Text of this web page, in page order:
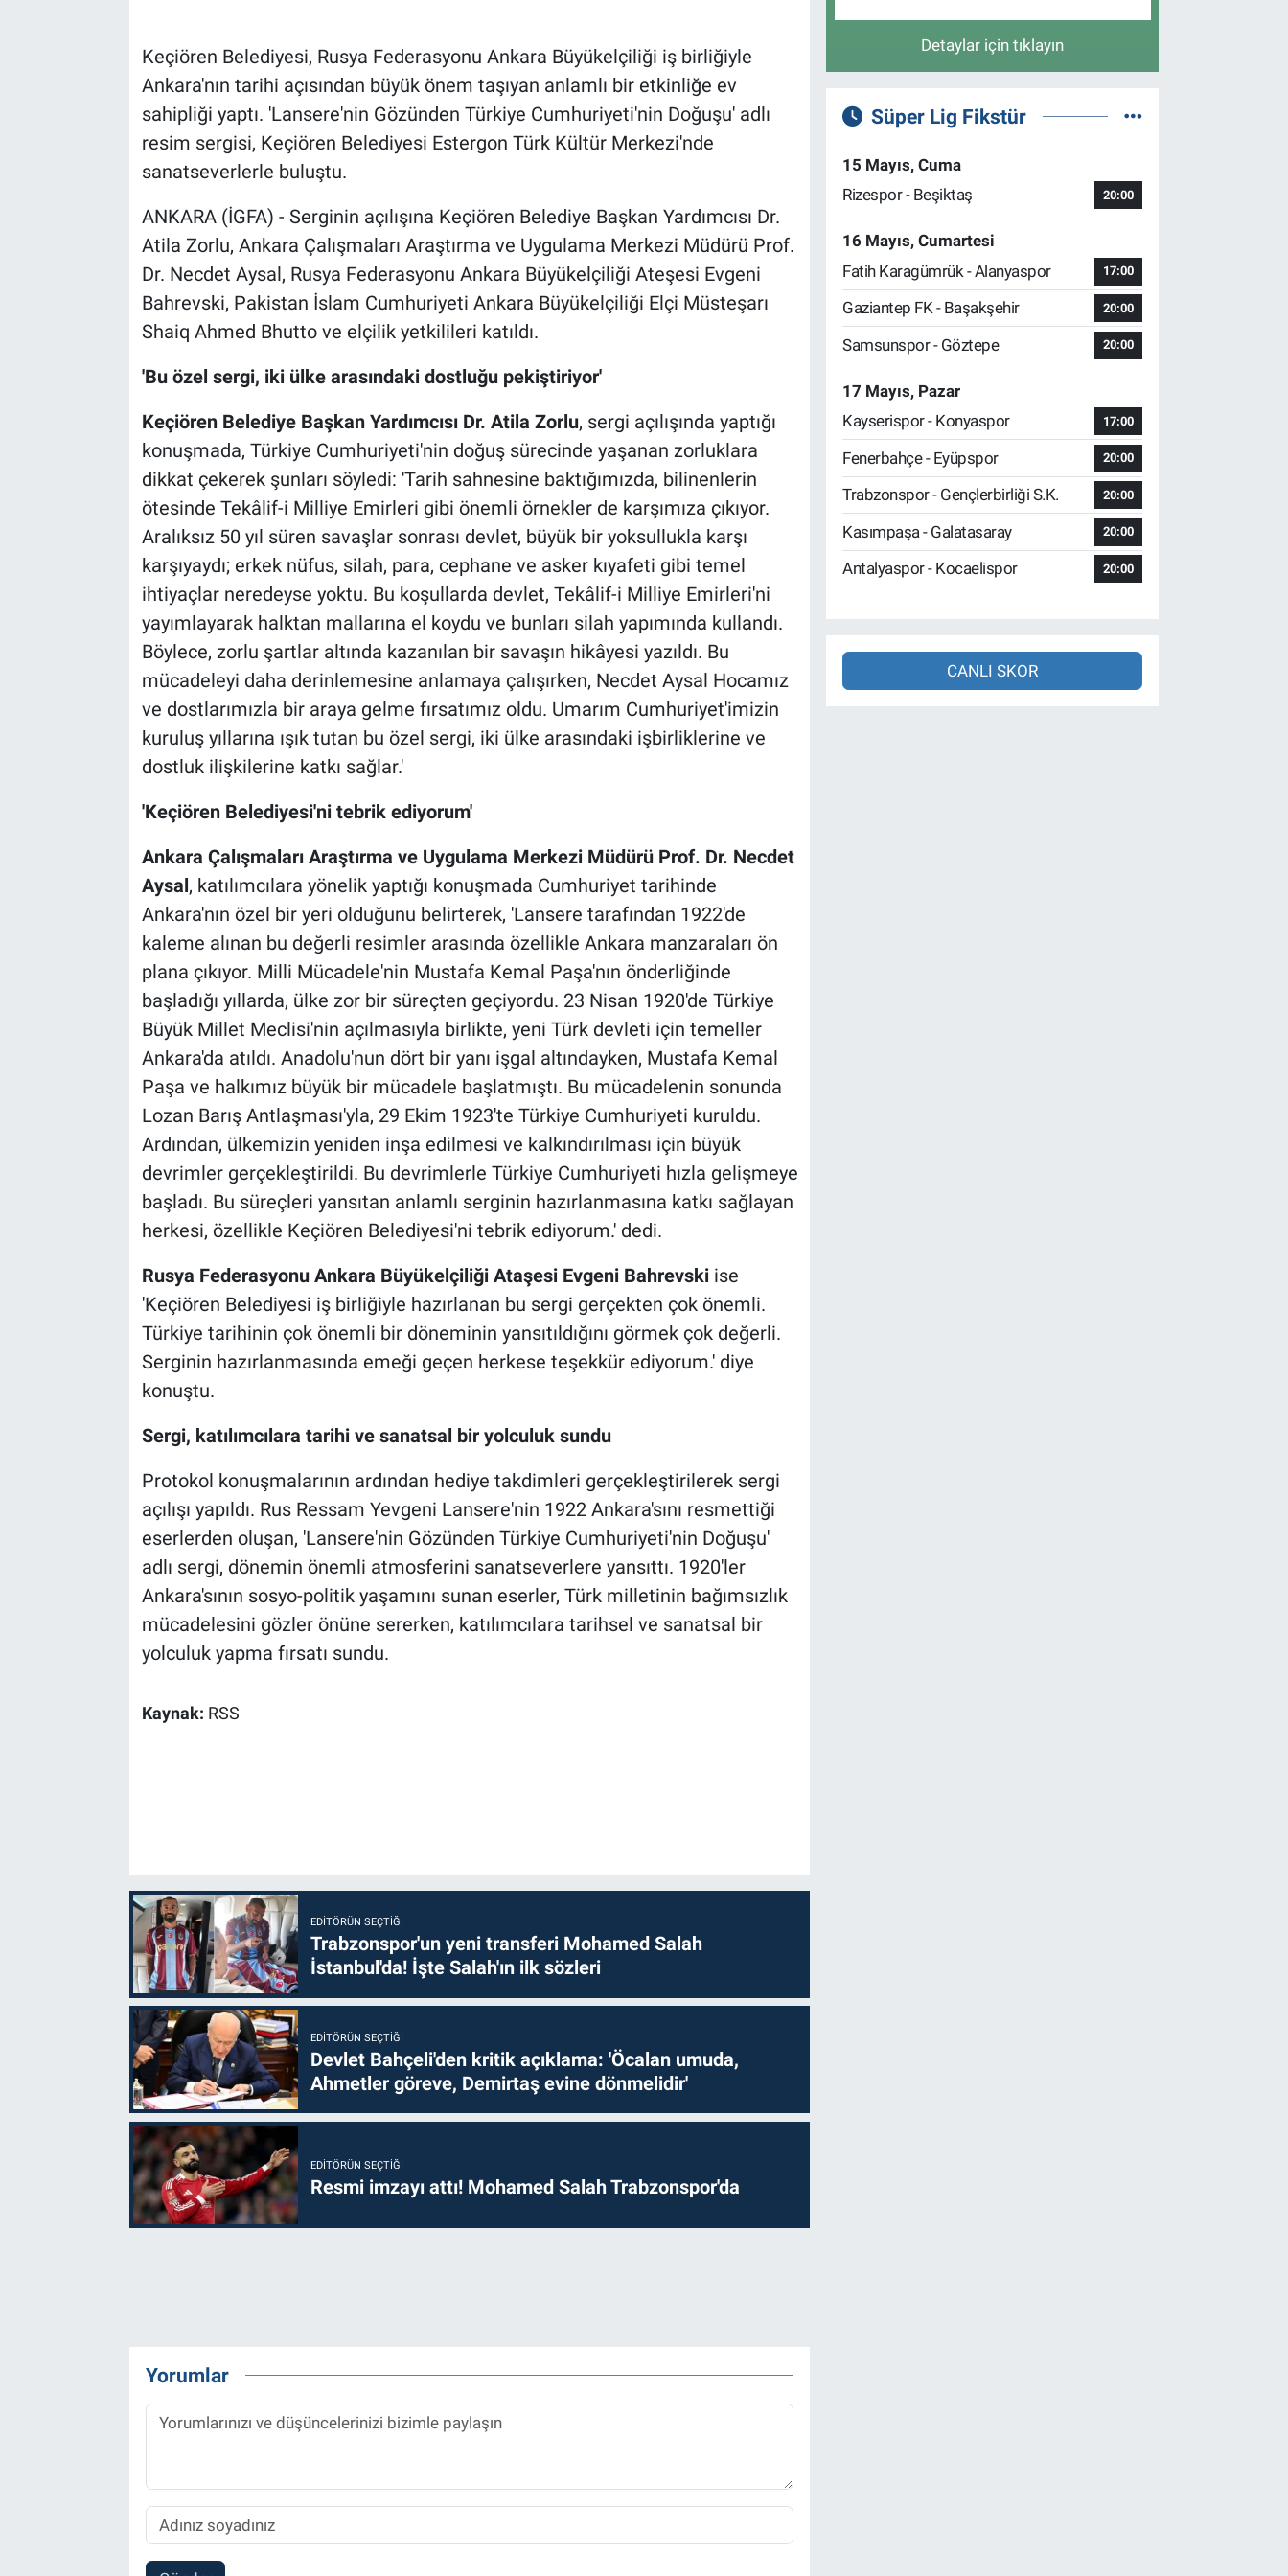
Keçiören Belediyesi, Rusya Federasyonu Ankara Büyükelçiliği iş birliğiyle
Ankara'nın tarihi açısından büyük önem taşıyan anlamlı bir etkinliğe ev
sahipliği yaptı. 'Lansere'nin Gözünden Türkiye Cumhuriyeti'nin Doğuşu' adlı
resim sergisi, Keçiören Belediyesi Estergon Türk Kültür Merkezi'nde
sanatseverlerle buluştu.
ANKARA (İGFA) - Serginin açılışına Keçiören Belediye Başkan Yardımcısı Dr.
Atila Zorlu, Ankara Çalışmaları Araştırma ve Uygulama Merkezi Müdürü Prof.
Dr. Necdet Aysal, Rusya Federasyonu Ankara Büyükelçiliği Ateşesi Evgeni
Bahrevski, Pakistan İslam Cumhuriyeti Ankara Büyükelçiliği Elçi Müsteşarı
Shaiq Ahmed Bhutto ve elçilik yetkilileri katıldı.
'Bu özel sergi, iki ülke arasındaki dostluğu pekiştiriyor'
Keçiören Belediye Başkan Yardımcısı Dr. Atila Zorlu, sergi açılışında yaptığı
konuşmada, Türkiye Cumhuriyeti'nin doğuş sürecinde yaşanan zorluklara
dikkat çekerek şunları söyledi: 'Tarih sahnesine baktığımızda, bilinenlerin
ötesinde Tekâlif-i Milliye Emirleri gibi önemli örnekler de karşımıza çıkıyor.
Aralıksız 50 yıl süren savaşlar sonrası devlet, büyük bir yoksullukla karşı
karşıyaydı; erkek nüfus, silah, para, cephane ve asker kıyafeti gibi temel
ihtiyaçlar neredeyse yoktu. Bu koşullarda devlet, Tekâlif-i Milliye Emirleri'ni
yayımlayarak halktan mallarına el koydu ve bunları silah yapımında kullandı.
Böylece, zorlu şartlar altında kazanılan bir savaşın hikâyesi yazıldı. Bu
mücadeleyi daha derinlemesine anlamaya çalışırken, Necdet Aysal Hocamız
ve dostlarımızla bir araya gelme fırsatımız oldu. Umarım Cumhuriyet'imizin
kuruluş yıllarına ışık tutan bu özel sergi, iki ülke arasındaki işbirliklerine ve
dostluk ilişkilerine katkı sağlar.'
'Keçiören Belediyesi'ni tebrik ediyorum'
Ankara Çalışmaları Araştırma ve Uygulama Merkezi Müdürü Prof. Dr. Necdet
Aysal, katılımcılara yönelik yaptığı konuşmada Cumhuriyet tarihinde
Ankara'nın özel bir yeri olduğunu belirterek, 'Lansere tarafından 1922'de
kaleme alınan bu değerli resimler arasında özellikle Ankara manzaraları ön
plana çıkıyor. Milli Mücadele'nin Mustafa Kemal Paşa'nın önderliğinde
başladığı yıllarda, ülke zor bir süreçten geçiyordu. 23 Nisan 1920'de Türkiye
Büyük Millet Meclisi'nin açılmasıyla birlikte, yeni Türk devleti için temeller
Ankara'da atıldı. Anadolu'nun dört bir yanı işgal altındayken, Mustafa Kemal
Paşa ve halkımız büyük bir mücadele başlatmıştı. Bu mücadelenin sonunda
Lozan Barış Antlaşması'yla, 29 Ekim 1923'te Türkiye Cumhuriyeti kuruldu.
Ardından, ülkemizin yeniden inşa edilmesi ve kalkındırılması için büyük
devrimler gerçekleştirildi. Bu devrimlerle Türkiye Cumhuriyeti hızla gelişmeye
başladı. Bu süreçleri yansıtan anlamlı serginin hazırlanmasına katkı sağlayan
herkesi, özellikle Keçiören Belediyesi'ni tebrik ediyorum.' dedi.
Rusya Federasyonu Ankara Büyükelçiliği Ataşesi Evgeni Bahrevskiise
'Keçiören Belediyesi iş birliğiyle hazırlanan bu sergi gerçekten çok önemli.
Türkiye tarihinin çok önemli bir döneminin yansıtıldığını görmek çok değerli.
Serginin hazırlanmasında emeği geçen herkese teşekkür ediyorum.' diye
konuştu.
Sergi, katılımcılara tarihi ve sanatsal bir yolculuk sundu
Protokol konuşmalarının ardından hediye takdimleri gerçekleştirilerek sergi
açılışı yapıldı. Rus Ressam Yevgeni Lansere'nin 1922 Ankara'sını resmettiği
eserlerden oluşan, 'Lansere'nin Gözünden Türkiye Cumhuriyeti'nin Doğuşu'
adlı sergi, dönemin önemli atmosferini sanatseverlere yansıttı. 1920'ler
Ankara'sının sosyo-politik yaşamını sunan eserler, Türk milletinin bağımsızlık
mücadelesini gözler önüne sererken, katılımcılara tarihsel ve sanatsal bir
yolculuk yapma fırsatı sundu.
Kaynak: RSS
EDITÖRÜN SEÇTIĞI
Trabzonspor'un yeni transferi Mohamed Salah
İstanbul'da! İşte Salah'ın ilk sözleri
EDITÖRÜN SEÇTIĞI
Devlet Bahçeli'den kritik açıklama: 'Öcalan umuda,
Ahmetler göreve, Demirtaş evine dönmelidir'
EDITÖRÜN SEÇTIĞI
Resmi imzayı attı! Mohamed Salah Trabzonspor'da
Yorumlar
Detaylar için tıklayın
Süper Lig Fikstür
15 Mayıs, Cuma
Rizespor - Beşiktaş
20:00
16 Mayıs, Cumartesi
Fatih Karagümrük - Alanyaspor
17:00
Gaziantep FK - Başakşehir 20:00
Samsunspor - Göztepe 20:00
17 Mayıs, Pazar
Kayserispor - Konyaspor
17:00
Fenerbahçe - Eyüpspor 20:00
Trabzonspor - Gençlerbirliği S.K. 20:00
Kasımpaşa - Galatasaray 20:00
Antalyaspor - Kocaelispor 20:00
CANLI SKOR